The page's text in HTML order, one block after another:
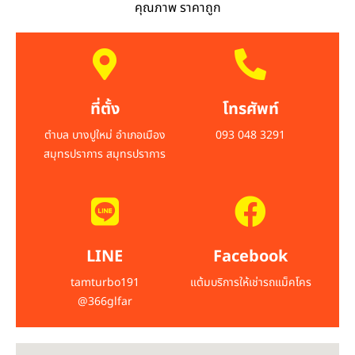
คุณภาพ ราคาถูก
ที่ตั้ง
ตำบล บางปูใหม่ อำเภอเมือง
สมุทรปราการ สมุทรปราการ
โทรศัพท์
093 048 3291
LINE
tamturbo191
@366glfar
Facebook
แต้มบริการให้เช่ารถแม็คโคร